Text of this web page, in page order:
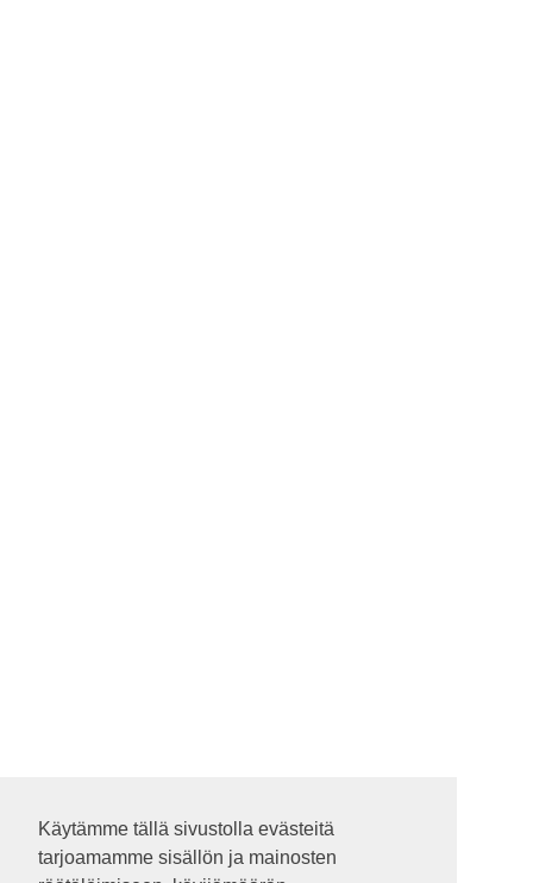
Käytämme tällä sivustolla evästeitä
tarjoamamme sisällön ja mainosten
Käytämme tällä sivustolla evästeitä
tarjoamamme sisällön ja mainosten